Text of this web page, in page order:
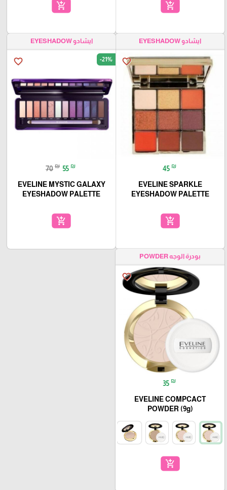
add_shopping_cart
add_shopping_cart
ايشادو EYESHADOW
favorite_border
45 ₪
EVELINE SPARKLE
EYESHADOW PALETTE
add_shopping_cart
ايشادو EYESHADOW
favorite_border -21%
70 ₪ 55 ₪
EVELINE MYSTIC GALAXY
EYESHADOW PALETTE
add_shopping_cart
بودرة الوجه POWDER
favorite_border
35 ₪
EVELINE COMPCACT
POWDER (9g)
add_shopping_cart